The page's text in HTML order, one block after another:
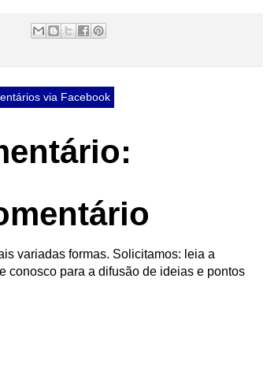
via Facebook
variadas formas. Solicitamos: leia a
conosco para a difusão de ideias e pontos